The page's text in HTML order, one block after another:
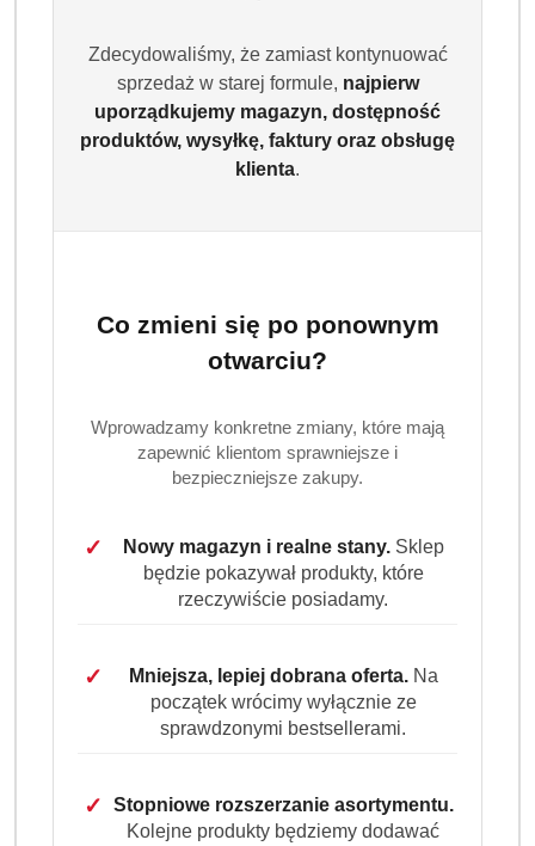
Zdecydowaliśmy, że zamiast kontynuować
sprzedaż w starej formule, najpierw
uporządkujemy magazyn, dostępność
produktów, wysyłkę, faktury oraz obsługę
klienta.
Co zmieni się po ponownym
otwarciu?
Wprowadzamy konkretne zmiany, które mają
zapewnić klientom sprawniejsze i
bezpieczniejsze zakupy.
✓ Nowy magazyn i realne stany.Sklep
będzie pokazywał produkty, które
rzeczywiście posiadamy.
✓ Mniejsza, lepiej dobrana oferta.Na
początek wrócimy wyłącznie ze
sprawdzonymi bestsellerami.
✓
Stopniowe rozszerzanie asortymentu.
Kolejne produkty będziemy dodawać